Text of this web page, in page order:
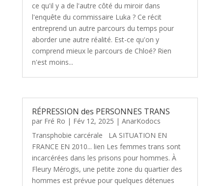
ce qu'il y a de l'autre côté du miroir dans
l'enquête du commissaire Luka ? Ce récit
entreprend un autre parcours du temps pour
aborder une autre réalité. Est-ce qu'on y
comprend mieux le parcours de Chloé? Rien
n'est moins...
RÉPRESSION des PERSONNES TRANS
par Fré Ro | Fév 12, 2025 | AnarKodocs
Transphobie carcérale LA SITUATION EN
FRANCE EN 2010... lien Les femmes trans sont
incarcérées dans les prisons pour hommes. À
Fleury Mérogis, une petite zone du quartier des
hommes est prévue pour quelques détenues